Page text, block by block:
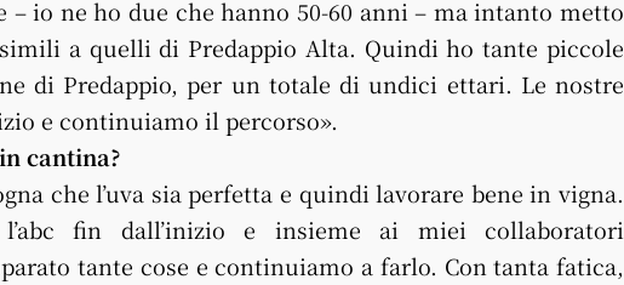
– io ne ho due che hanno 50-60 anni – ma intanto metto
a quelli di Predappio Alta. Quindi ho tante piccole
di Predappio, per un totale di undici ettari. Le nostre
e continuiamo il percorso».
cantina?
che l’uva sia perfetta e quindi lavorare bene in vigna.
fin dall’inizio e insieme ai miei collaboratori
tante cose e continuiamo a farlo. Con tanta fatica,